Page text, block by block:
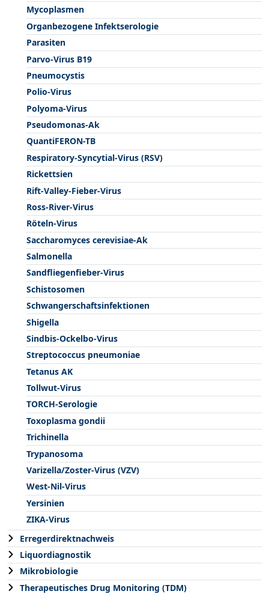
Mycoplasmen
Organbezogene Infektserologie
Parasiten
Parvo-Virus B19
Pneumocystis
Polio-Virus
Polyoma-Virus
Pseudomonas-Ak
QuantiFERON-TB
Respiratory-Syncytial-Virus (RSV)
Rickettsien
Rift-Valley-Fieber-Virus
Ross-River-Virus
Röteln-Virus
Saccharomyces cerevisiae-Ak
Salmonella
Sandfliegenfieber-Virus
Schistosomen
Schwangerschaftsinfektionen
Shigella
Sindbis-Ockelbo-Virus
Streptococcus pneumoniae
Tetanus AK
Tollwut-Virus
TORCH-Serologie
Toxoplasma gondii
Trichinella
Trypanosoma
Varizella/Zoster-Virus (VZV)
West-Nil-Virus
Yersinien
ZIKA-Virus
Erregerdirektnachweis
Liquordiagnostik
Mikrobiologie
Therapeutisches Drug Monitoring (TDM)